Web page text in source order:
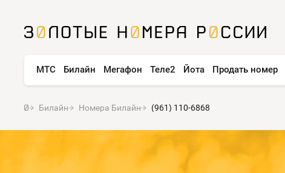
МТС Билайн Мегафон Теле2 Йота Продать номер
Билайн Номера Билайн (961) 110-6868